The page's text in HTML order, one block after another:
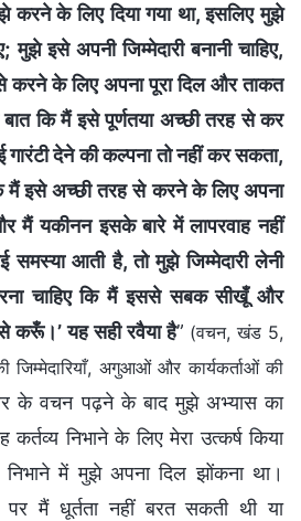
करने के लिए दिया गया था, इसलिए मुझे
मुझे इसे अपनी जिम्मेदारी बनानी चाहिए,
के लिए अपना पूरा दिल और ताकत
बात कि मैं इसे पूर्णतया अच्छी तरह से कर
गारंटी देने की कल्पना तो नहीं कर सकता,
मैं इसे अच्छी तरह से करने के लिए अपना
मैं यकीनन इसके बारे में लापरवाह नहीं
समस्या आती है, तो मुझे जिम्मेदारी लेनी
चाहिए कि मैं इससे सबक सीखूँ और
करूँ।’ यह सही रवैया है” (वचन, खंड 5,
अगुआओं और कार्यकर्ताओं की
के वचन पढ़ने के बाद मुझे अभ्यास का
कर्तव्य निभाने के लिए मेरा उत्कर्ष किया
में मुझे अपना दिल झोंकना था।
पर मैं धूर्तता नहीं बरत सकती थी या